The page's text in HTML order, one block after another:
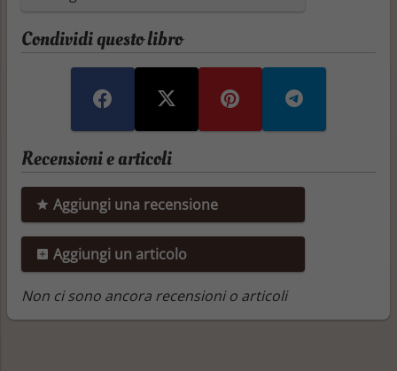
Condividi questo libro
Recensioni e articoli
Aggiungi una recensione
Aggiungi un articolo
Non ci sono ancora recensioni o articoli